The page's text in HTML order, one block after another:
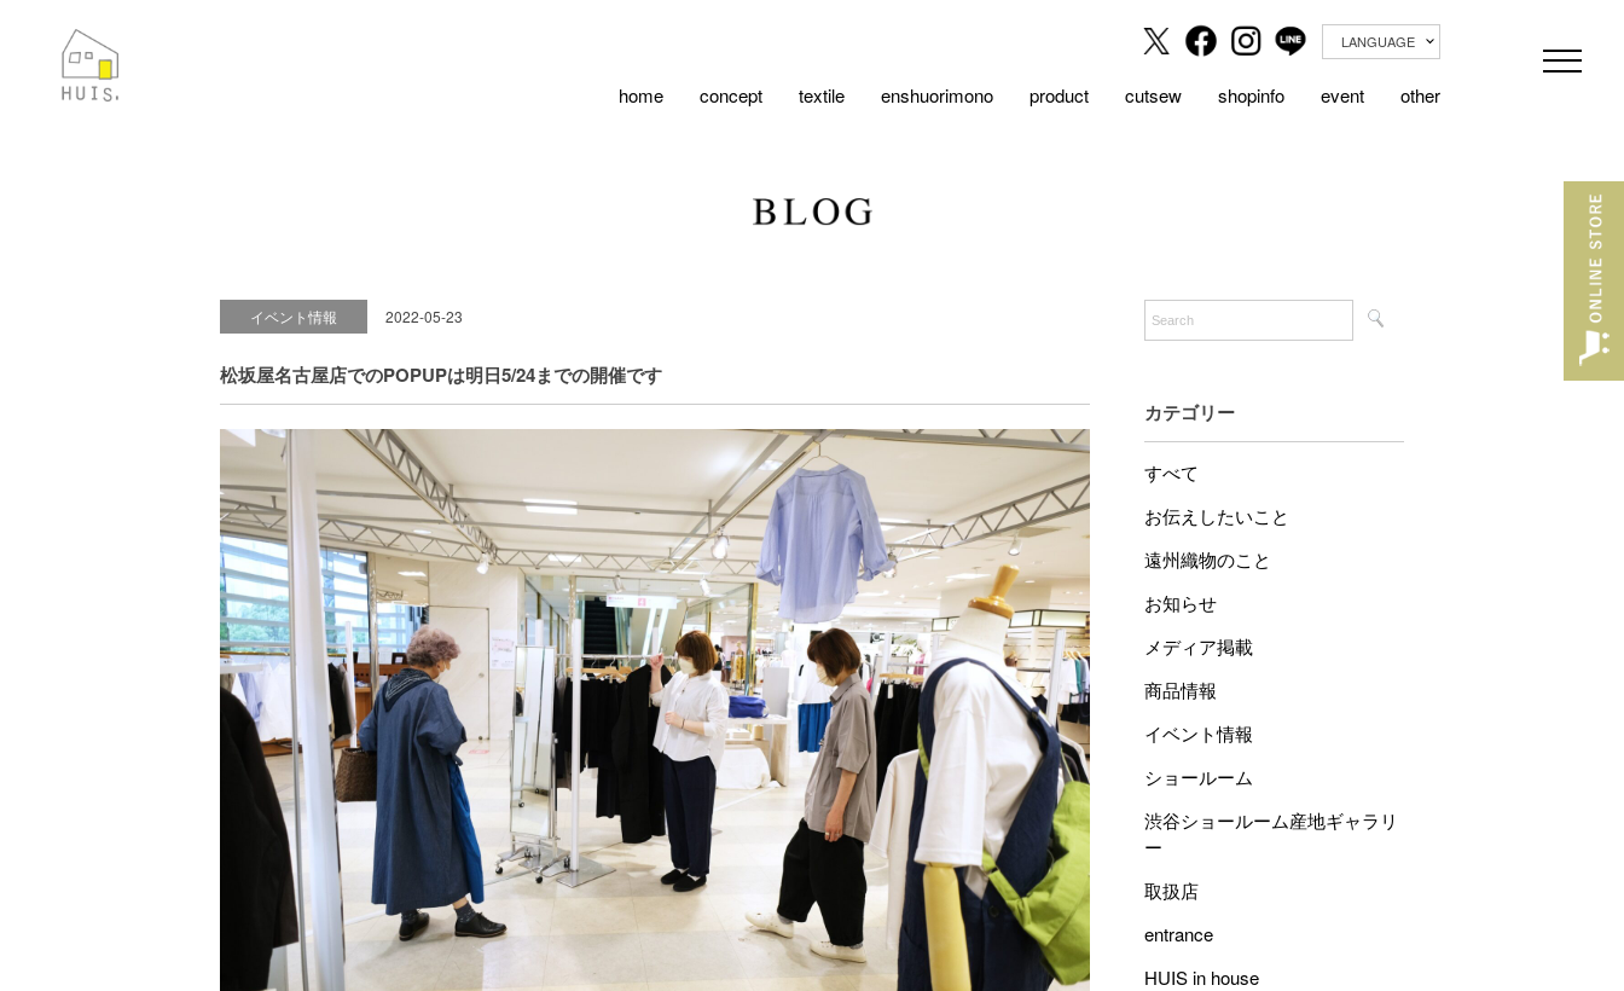
LANGUAGE
home concept textile enshuorimono product cutsew shopinfo event other
イベント情報 2022-05-23
松坂屋名古屋店でのPOPUPは明日5/24までの開催です
カテゴリー
すべて
お伝えしたいこと
遠州織物のこと
お知らせ
メディア掲載
商品情報
イベント情報
ショールーム
渋谷ショールーム産地ギャラリ
ー
取扱店
entrance
HUIS in house